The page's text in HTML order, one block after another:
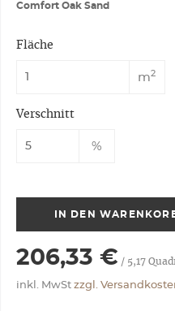
Comfort Oak Sand
Fläche
m2
Verschnitt
%
IN DEN
206,33 € / 5,17
inkl. MwSt zzgl.